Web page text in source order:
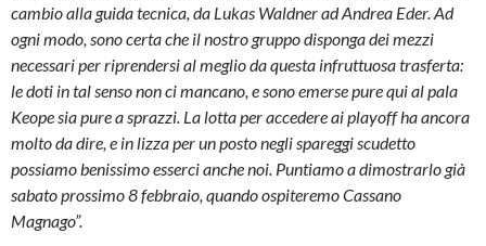
cambio alla guida tecnica, da Lukas Waldner ad Andrea Eder. Ad
ogni modo, sono certa che il nostro gruppo disponga dei mezzi
necessari per riprendersi al meglio da questa infruttuosa trasferta:
le doti in tal senso non ci mancano, e sono emerse pure qui al pala
Keope sia pure a sprazzi. La lotta per accedere ai playoff ha ancora
molto da dire, e in lizza per un posto negli spareggi scudetto
possiamo benissimo esserci anche noi. Puntiamo a dimostrarlo già
sabato prossimo 8 febbraio, quando ospiteremo Cassano
Magnago”.